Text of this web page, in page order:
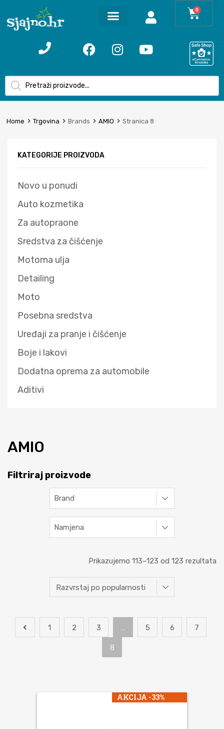
0
Home Trgovina Brands AMIO Stranica 8
KATEGORIJE PROIZVODA
Novo u ponudi
Auto kozmetika
Za autopraone
Sredstva za čišćenje
Motorna ulja
Detailing
Moto
Posebna sredstva
Uređaji za pranje i čišćenje
Boje i lakovi
Dodatna oprema za automobile
Aditivi
AMIO
Filtriraj proizvode
Brand
Namjena
Prikazujemo 113–123 od 123 rezultata
1 2 3 … 5 6 7
8
AKCIJA -33%